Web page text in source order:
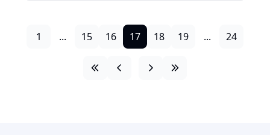
1 ... 15 16 17 18 19 ... 24